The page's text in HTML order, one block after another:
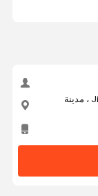
158 طريق Huafeng ، منطقة التنمية الاقتصادية Jintan ، مدينة